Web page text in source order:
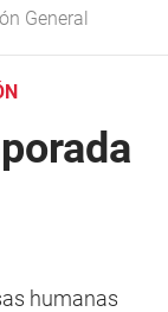
General
humanas